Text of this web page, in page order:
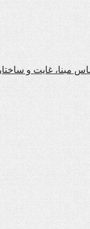
مبنا، غایت و